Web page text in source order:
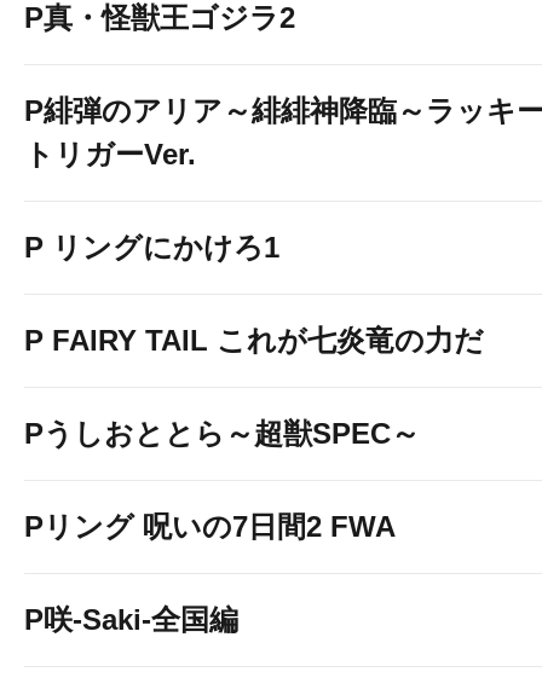
P真・怪獣王ゴジラ2
P緋弾のアリア～緋緋神降臨～ラッキ
トリガーVer.
P リングにかけろ1
P FAIRY TAIL これが七炎竜の力だ
Pうしおととら～超獣SPEC～
Pリング 呪いの7日間2 FWA
P咲-Saki-全国編